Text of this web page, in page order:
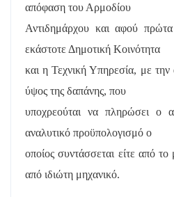
απόφαση του Αρμοδίου
Αντιδημάρχου και αφού
εκάστοτε Δημοτική Κοινότητα
και η Τεχνική Υπηρεσία, με την
ύψος της δαπάνης, που
υποχρεούται να πληρώσει ο
αναλυτικό προϋπολογισμό ο
οποίος συντάσσεται είτε από
από ιδιώτη μηχανικό.